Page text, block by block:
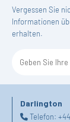
Vergessen Sie
Informationen
erhalten.
Darlington
Telefon: